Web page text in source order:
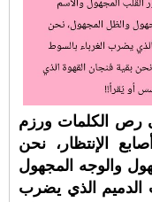
رص الكلمات ورزم
الإنتظار، نحن
والوجه المجهول
الذي يضرب